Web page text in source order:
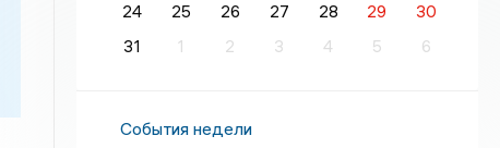
24
25 26 27 28 29
30
31
1 2 3 4 5 6
События недели